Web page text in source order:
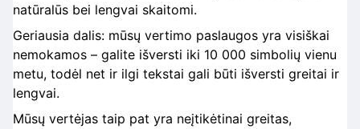
natūralūs bei lengvai skaitomi.
Geriausia dalis: mūsų vertimo paslaugos yra visiškai
nemokamos – galite išversti iki 10 000 simbolių vienu
metu, todėl net ir ilgi tekstai gali būti išversti greitai ir
lengvai.
Mūsų vertėjas taip pat yra neįtikėtinai greitas,